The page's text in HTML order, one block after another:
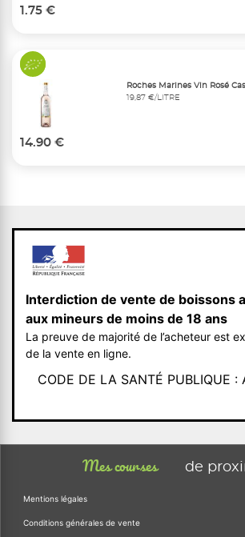
1.75 €
Roches Marines Vin Rosé
19,87 €/LITRE
14.90 €
Interdiction de vente de boissons
aux mineurs de moins de 18 ans
La preuve de majorité de l’acheteur est
de la vente en ligne.
CODE DE LA SANTÉ PUBLIQUE :
Mes courses de
Mentions légales
Conditions générales de vente